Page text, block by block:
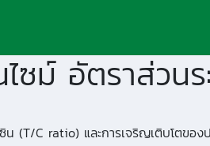
(T/C ratio) และการเจริญเติบโตของ